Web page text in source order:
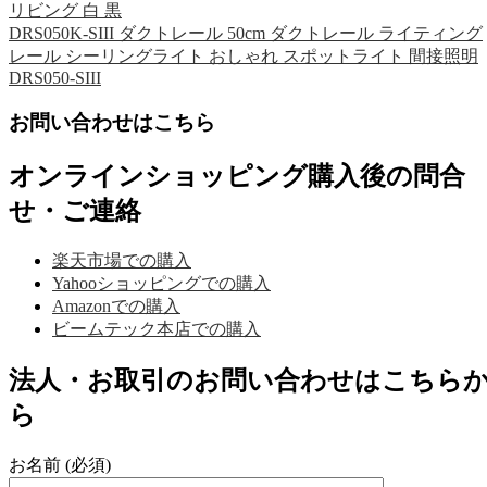
リビング 白 黒
DRS050K-SIII ダクトレール 50cm ダクトレール ライティング
レール シーリングライト おしゃれ スポットライト 間接照明
DRS050-SIII
お問い合わせはこちら
オンラインショッピング購入後の問合
せ・ご連絡
楽天市場での購入
Yahooショッピングでの購入
Amazonでの購入
ビームテック本店での購入
法人・お取引のお問い合わせはこちら
ら
お名前 (必須)